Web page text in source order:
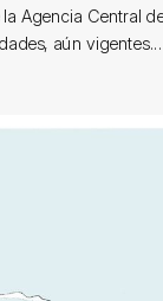
Agencia Central
aún vigentes...